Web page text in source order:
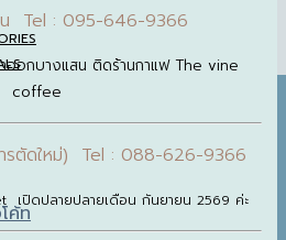
ค้ท
น Tel : 095-646-9366
ออกบางแสน ติดร้านกาแฟ The vine
coffee
รตัดใหม่) Tel : 088-626-9366
เปิดปลายปลายเดือน กันยายน 2569 ค่ะ